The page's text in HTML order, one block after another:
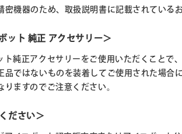
密機器のため、取扱説明書に記載されている
ット 純正 アクセサリー＞
ト純正アクセサリーをご使用いただくことで
品ではないものを装着してご使用された場合
りますのでご注意ください。
ださい＞